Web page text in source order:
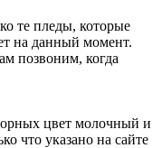
те пледы, которые
на данный момент.
позвоним, когда
цвет молочный и
что указано на сайте